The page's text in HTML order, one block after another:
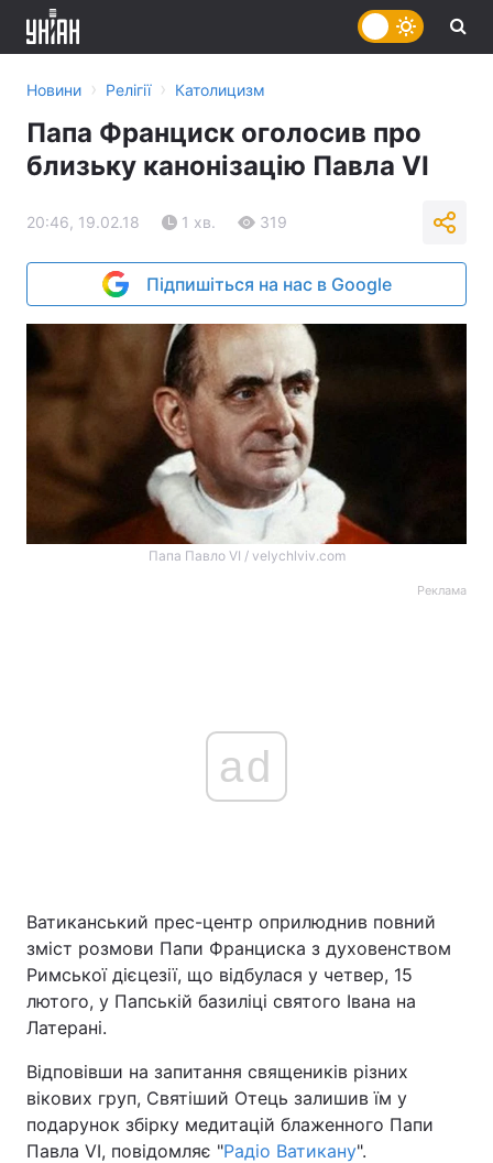
Головна Війна
Україна Політика
Новини › Релігії › Католицизм
Папа Франциск оголосив про
близьку канонізацію Павла VI
20:46, 19.02.18 1 хв. 319
Підпишіться на нас в Google
Папа Павло VI / velychlviv.com
Реклама
ad
Ватиканський прес-центр оприлюднив повний
зміст розмови Папи Франциска з духовенством
Римської дієцезії, що відбулася у четвер, 15
лютого, у Папській базиліці святого Івана на
Латерані.
Відповівши на запитання священиків різних
вікових груп, Святіший Отець залишив їм у
подарунок збірку медитацій блаженного Папи
Павла VI, повідомляє "Радіо Ватикану".